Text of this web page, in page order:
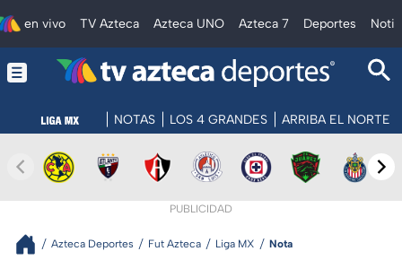
en vivo TV Azteca Azteca UNO Azteca 7 Deportes
NOTAS LOS 4 GRANDES ARRIBA EL NORTE
PUBLICIDAD
Azteca Deportes Fut Azteca Liga MX Nota